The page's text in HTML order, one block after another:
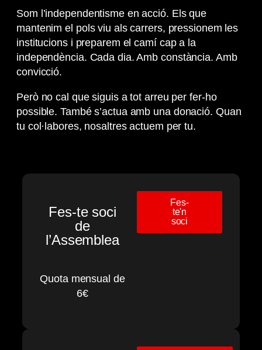
Som l’independentisme en acció. Els que
mantenim el pols viu als carrers, pressionem les
institucions i preparem el camí cap a la
independència. Cada dia. Amb constància. Amb
convicció.
Però no cal que siguis a tot arreu per fer-ho
possible. També s’actua amb una donació. Quan
tu col·labores, nosaltres actuem per tu.
Fes-te soci
de
l’Assemblea
Quota mensual de
6€
Fes-
te'n
soci